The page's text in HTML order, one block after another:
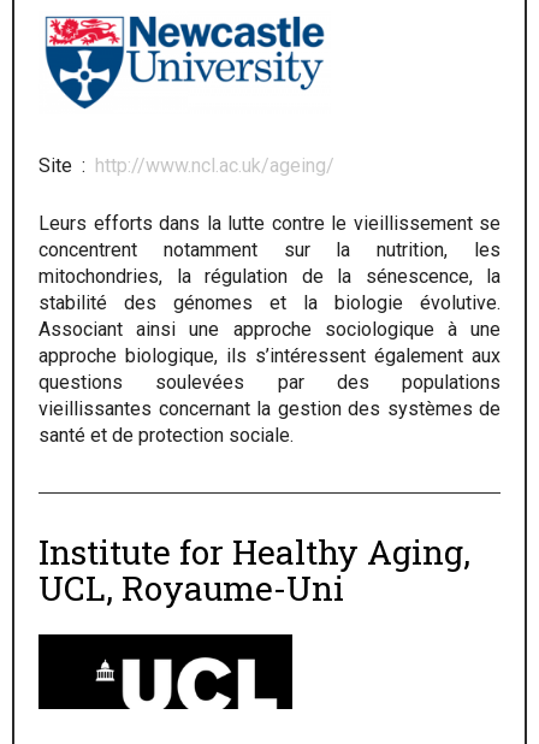
Site : http://www.ncl.ac.uk/ageing/
Leurs efforts dans la lutte contre le vieillissement se
concentrent notamment sur la nutrition, les
mitochondries, la régulation de la sénescence, la
stabilité des génomes et la biologie évolutive.
Associant ainsi une approche sociologique à une
approche biologique, ils s’intéressent également aux
questions soulevées par des populations
vieillissantes concernant la gestion des systèmes de
santé et de protection sociale.
Institute for Healthy Aging,
UCL, Royaume-Uni